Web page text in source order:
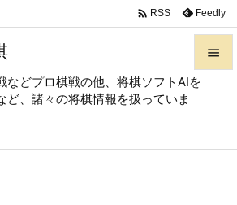
などプロ棋戦の他、将棋ソフトAIを
ど、諸々の将棋情報を扱っていま

サイド
 RSS Feedly